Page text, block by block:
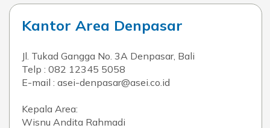
Kantor Area Denpasar
Jl. Tukad Gangga No. 3A Denpasar, Bali
Telp : 082 12345 5058
E-mail : asei-denpasar@asei.co.id
Kepala Area:
Wisnu Andita Rahmadi